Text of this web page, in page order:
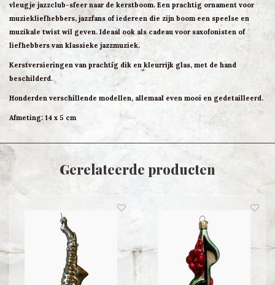
vleugje jazzclub-sfeer naar de kerstboom. Een prachtig ornament voor
muziekliefhebbers, jazzfans of iedereen die zijn boom een speelse en
muzikale twist wil geven. Ideaal ook als cadeau voor saxofonisten of
liefhebbers van klassieke jazzmuziek.
Kerstversieringen van prachtig dik en kleurrijk glas, met de hand
beschilderd.
Honderden verschillende modellen, allemaal even mooi en gedetailleerd.
Afmeting: 14 x 5 cm
Gerelateerde producten